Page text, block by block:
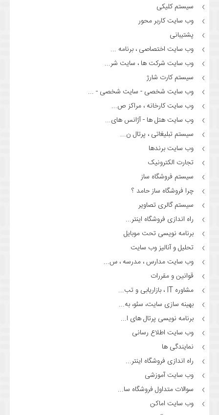
سیستم کلیکی
وب سایت کاربر محور
پشتیبانی
وب سایت اختصاصی ، برنامه ...
وب سایت شرکت ها ، سایت شر...
سیستم کارت شارژ
وب سایت شخصی - سایت شخصی - ...
وب سایت کارخانه ، مراکز ص...
وب سایت هتل ها - آژانس های...
سیستم تبلیغاتی ، پرتال ن...
وب سایت برندها
تجارت الکترونیک
سیستم فروشگاه ساز
چرا فروشگاه ساز حامد ؟
سیستم گالری تصاویر
راه اندازی فروشگاه اینتر...
برنامه نویسی تحت موبایل
تحلیل و آنالیز وب سایت
وب سایت مدارس ، مدرسه ، س...
قوانین و مقررات
مشاوره IT ، بازاریابی و تب...
بهینه سازی سایت، سئو، به...
برنامه نویسی پرتال های ا...
وب سایت اطلاع رسانی
نمایندگی ها
راه اندازی فروشگاه اینتر...
وب سایت آموزشی
سوالات متداول فروشگاه سا...
وب سایت اماکن